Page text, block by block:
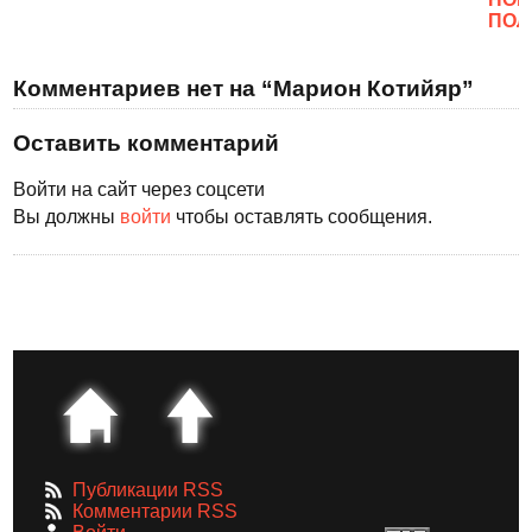
Комментариев нет на “Марион Котийяр”
Оставить комментарий
Войти на сайт через соцсети
Вы должны войти чтобы оставлять сообщения.
Публикации RSS
Комментарии RSS